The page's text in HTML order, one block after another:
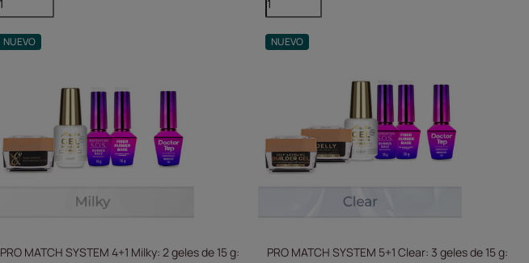
NUEVO
PRO MATCH SYSTEM 4+1 Milky: 2 geles de 15 g:
NUEVO
PRO MATCH SYSTEM 5+1 Clear: 3 geles de 15 g: